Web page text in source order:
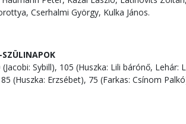
Cserhalmi György, Kulka János.
SZÜLINAPOK
Sybill), 105 (Huszka: Lili bárónő,
(Huszka: Erzsébet), 75 (Farkas: Csínom